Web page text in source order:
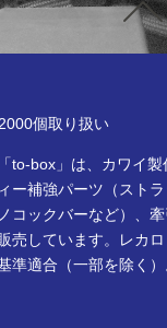
store
個取り扱い
to-box」は、カワイ
ー補強パーツ（スト
コックバーなど）、
売しています。レカ
準適合（一部を除く）